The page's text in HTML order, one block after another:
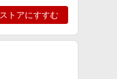
ストアにすすむ